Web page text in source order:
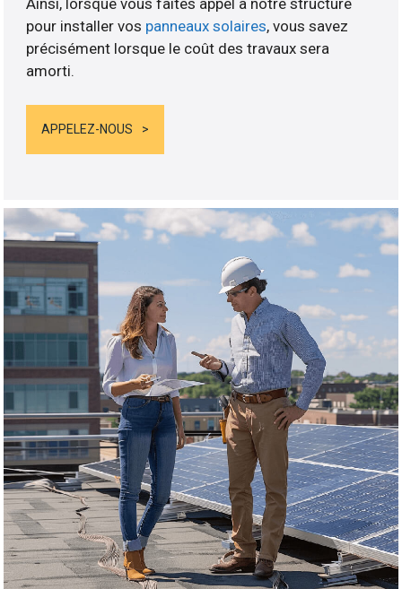
pour installer vos panneaux solaires, vous savez
précisément lorsque le coût des travaux sera
amorti.
APPELEZ-NOUS